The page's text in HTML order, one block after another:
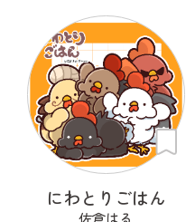
にわとりごはん
佐倉はる